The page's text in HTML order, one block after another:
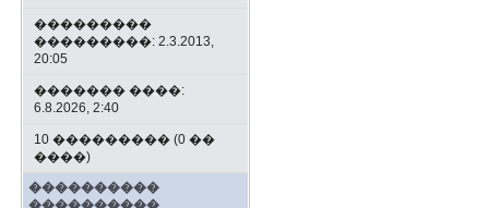
���������
���������: 2.3.2013,
20:05
������� ����:
6.8.2026, 2:40
10 ��������� (0 ��
����)
����������
����������